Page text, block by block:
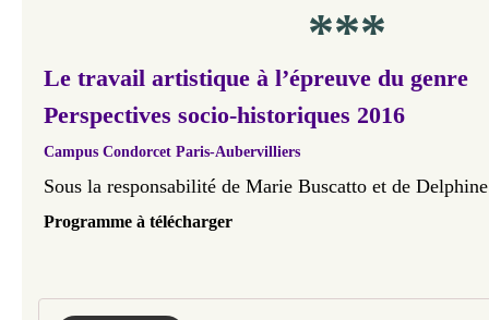
***
Le travail artistique à l’épreuve du genre
Perspectives socio-historiques 2016
Campus Condorcet Paris-Aubervilliers
Sous la responsabilité de Marie Buscatto et de
Programme à télécharger